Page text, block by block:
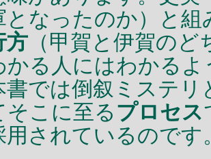
となったのか）と
方（甲賀と伊賀のど
かる人にはわかる
書では倒叙ミステリ
そこに至る プロセス
用されているのです